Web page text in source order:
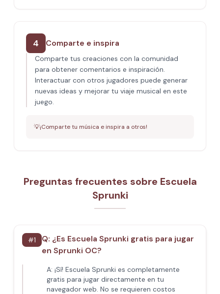
4 Comparte e inspira
Comparte tus creaciones con la comunidad
para obtener comentarios e inspiración.
Interactuar con otros jugadores puede generar
nuevas ideas y mejorar tu viaje musical en este
juego.
💡¡Comparte tu música e inspira a otros!
Preguntas frecuentes sobre Escuela
Sprunki
#1 Q: ¿Es Escuela Sprunki gratis para jugar
en Sprunki OC?
A: ¡Sí! Escuela Sprunki es completamente
gratis para jugar directamente en tu
navegador web. No se requieren costos